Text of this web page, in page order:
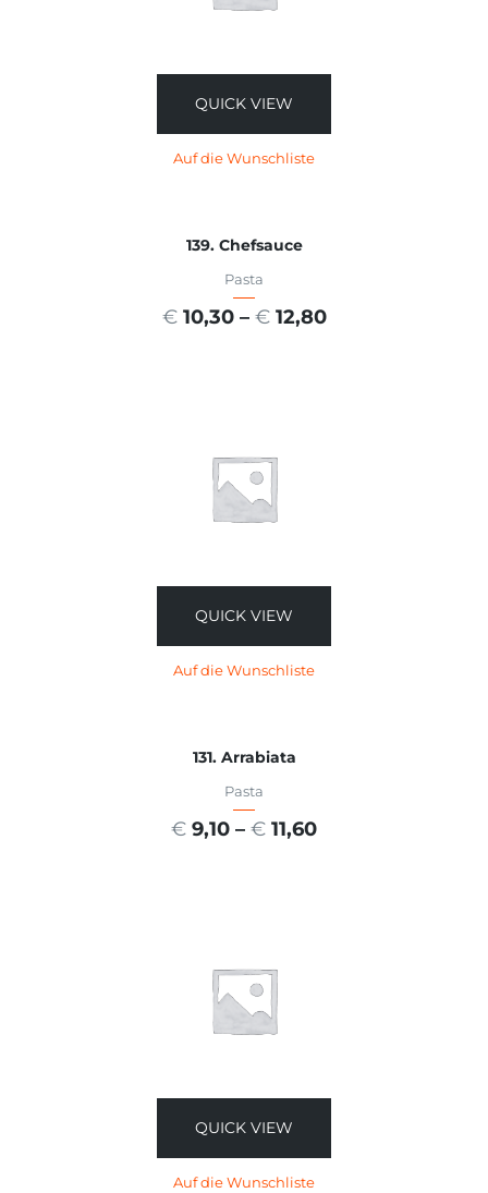
QUICK VIEW
Auf die Wunschliste
139. Chefsauce
Pasta
€ 10,30 – € 12,80
QUICK VIEW
Auf die Wunschliste
131. Arrabiata
Pasta
€ 9,10 – € 11,60
QUICK VIEW
Auf die Wunschliste